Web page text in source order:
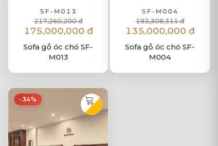
SF-M013
217,260,200 đ
175,000,000 đ
Sofa gỗ óc chó SF-
M013
SF-M004
193,308,311 đ
135,000,000 đ
Sofa gỗ óc chó SF-
M004
-34%